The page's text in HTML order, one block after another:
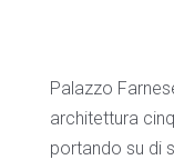
Palazzo
architettura
portando su di